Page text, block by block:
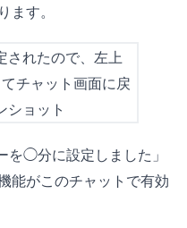
す。
を◯分に設定しました」
能がこのチャットで有効